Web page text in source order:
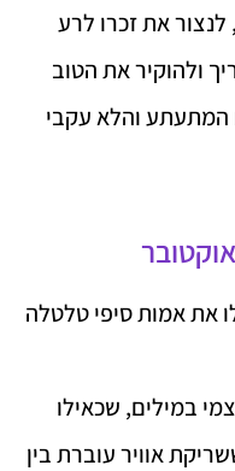
את זכרו לרע
ולהוקיר את הטוב
המתעתע והלא עקבי
את אמות סיפי טלטלה
במילים, שכאילו
אוויר עוברת בין